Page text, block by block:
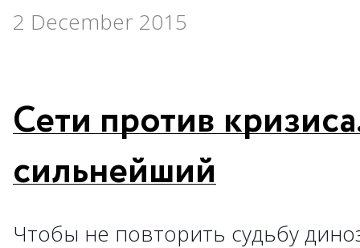
2 December 2015
Сети против
сильнейший
Чтобы не повторить судьбу